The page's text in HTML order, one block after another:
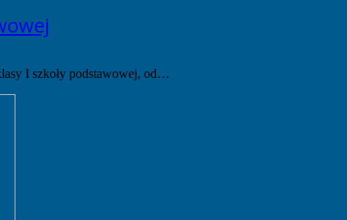
I szkoły podstawowej, od…